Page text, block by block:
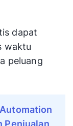
dapat
waktu
peluang
Penjualan